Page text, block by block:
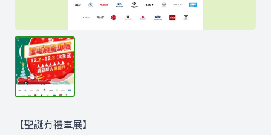
【聖誕有禮車展】